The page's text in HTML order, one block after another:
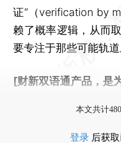
证”（verification by
赖了概率逻辑，从而
要专注于那些可能轨
[财新双语通产品，是
本文共计
登录 后获